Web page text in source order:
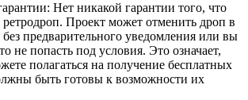
Нет никакой гарантии того, что
Проект может отменить дроп в
предварительного уведомления или вы
не попасть под условия. Это означает,
полагаться на получение бесплатных
быть готовы к возможности их